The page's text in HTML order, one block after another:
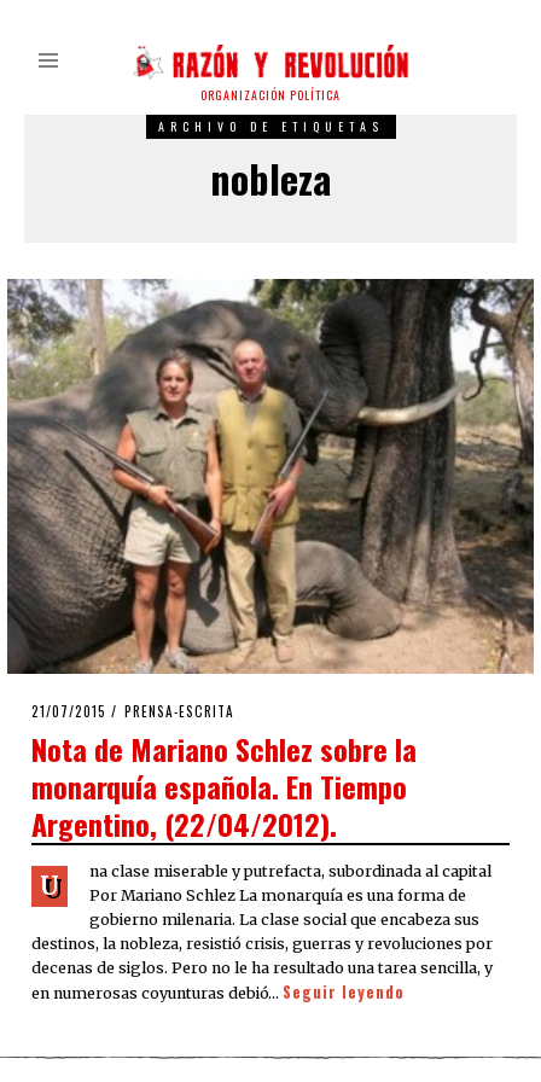
ORGANIZACIÓN POLÍTICA
ARCHIVO DE ETIQUETAS
nobleza
POSTED
21/07/2015 PRENSA-ESCRITA
Nota de Mariano Schlez sobre la
monarquía española. En Tiempo
Argentino, (22/04/2012).
U
na clase miserable y putrefacta, subordinada al capital
Por Mariano Schlez La monarquía es una forma de
gobierno milenaria. La clase social que encabeza sus
destinos, la nobleza, resistió crisis, guerras y revoluciones por
decenas de siglos. Pero no le ha resultado una tarea sencilla, y
en numerosas coyunturas debió… Seguir leyendo